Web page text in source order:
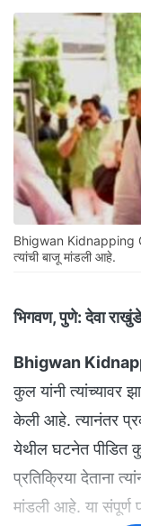
Bhigwan Kidnapping
त्यांची बाजू मांडली आहे.
भिगवण, पुणे: देवा
Bhigwan
कुल यांनी त्यांच्यावर
केली आहे. त्यानंतर
येथील घटनेत पीडित
प्रतिक्रिया देताना
मांडली आहे. या